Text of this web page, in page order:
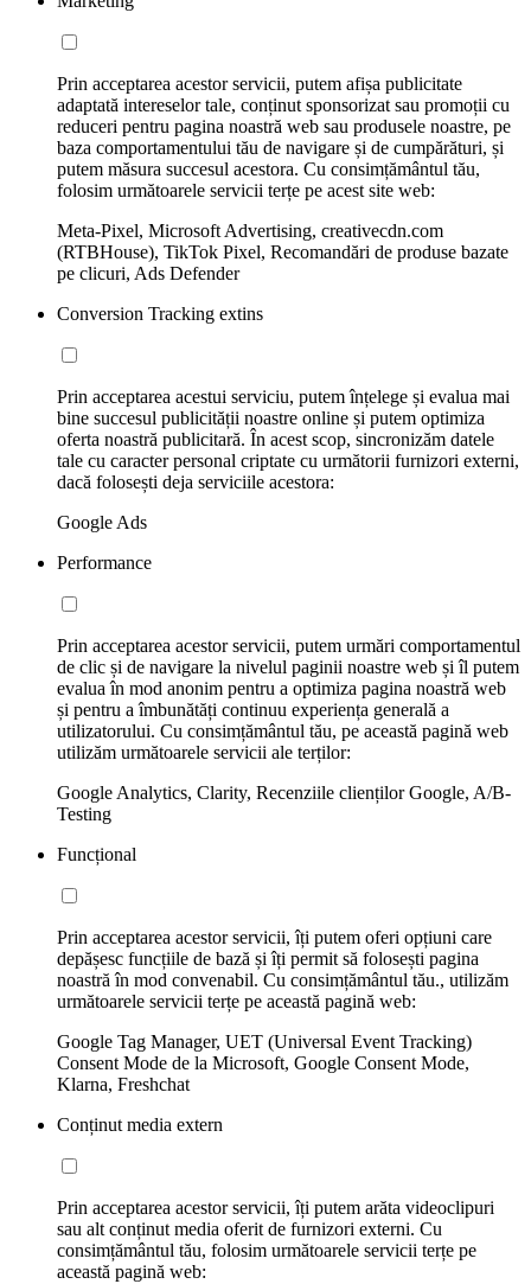
Prin acceptarea acestor servicii, putem afișa publicitate
adaptată intereselor tale, conținut sponsorizat sau promoții cu
reduceri pentru pagina noastră web sau produsele noastre, pe
baza comportamentului tău de navigare și de cumpărături, și
putem măsura succesul acestora. Cu consimțământul tău,
folosim următoarele servicii terțe pe acest site web:
Meta-Pixel, Microsoft Advertising, creativecdn.com
(RTBHouse), TikTok Pixel, Recomandări de produse bazate
pe clicuri, Ads Defender
Conversion Tracking extins
Prin acceptarea acestui serviciu, putem înțelege și evalua mai
bine succesul publicității noastre online și putem optimiza
oferta noastră publicitară. În acest scop, sincronizăm datele
tale cu caracter personal criptate cu următorii furnizori externi,
dacă folosești deja serviciile acestora:
Google Ads
Performance
Prin acceptarea acestor servicii, putem urmări comportamentul
de clic și de navigare la nivelul paginii noastre web și îl putem
evalua în mod anonim pentru a optimiza pagina noastră web
și pentru a îmbunătăți continuu experiența generală a
utilizatorului. Cu consimțământul tău, pe această pagină web
utilizăm următoarele servicii ale terților:
Google Analytics, Clarity, Recenziile clienților Google, A/B-
Testing
Funcțional
Prin acceptarea acestor servicii, îți putem oferi opțiuni care
depășesc funcțiile de bază și îți permit să folosești pagina
noastră în mod convenabil. Cu consimțământul tău., utilizăm
următoarele servicii terțe pe această pagină web:
Google Tag Manager, UET (Universal Event Tracking)
Consent Mode de la Microsoft, Google Consent Mode,
Klarna, Freshchat
Conținut media extern
Prin acceptarea acestor servicii, îți putem arăta videoclipuri
sau alt conținut media oferit de furnizori externi. Cu
consimțământul tău, folosim următoarele servicii terțe pe
această pagină web: